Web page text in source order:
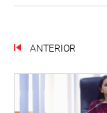
ANTERIOR